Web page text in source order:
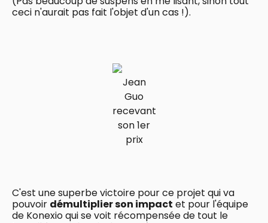
ceci n'aurait pas fait l'objet d'un cas !).
Jean
Guo
recevant
son 1er
prix
C'est une superbe victoire pour ce projet qui va
pouvoir démultiplier son impact et pour l'équipe
de Konexio qui se voit récompensée de tout le